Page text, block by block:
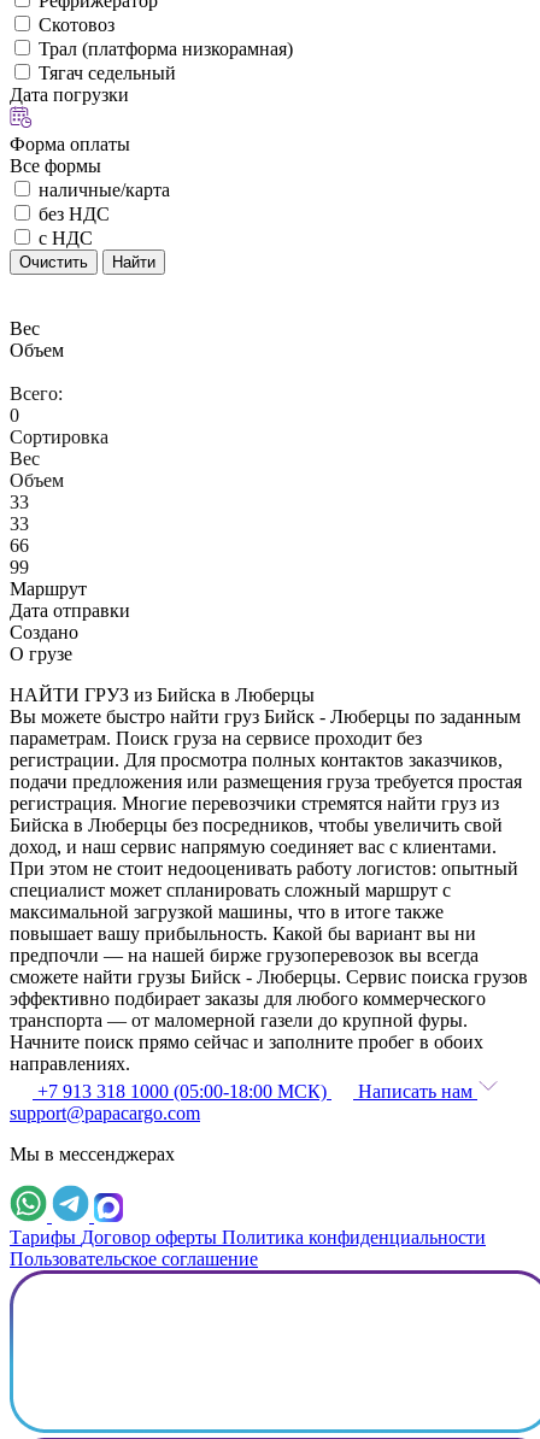
Скотовоз
Трал (платформа низкорамная)
Тягач седельный
Дата погрузки
Форма оплаты
Все формы
наличные/карта
без НДС
с НДС
Очистить Найти
Вес
Объем
Всего:
0
Сортировка
Вес
Объем
33
33
66
99
Маршрут
Дата отправки
Создано
О грузе
НАЙТИ ГРУЗ из Бийска в Люберцы
Вы можете быстро найти груз Бийск - Люберцы по заданным
параметрам. Поиск груза на сервисе проходит без
регистрации. Для просмотра полных контактов заказчиков,
подачи предложения или размещения груза требуется простая
регистрация. Многие перевозчики стремятся найти груз из
Бийска в Люберцы без посредников, чтобы увеличить свой
доход, и наш сервис напрямую соединяет вас с клиентами.
При этом не стоит недооценивать работу логистов: опытный
специалист может спланировать сложный маршрут с
максимальной загрузкой машины, что в итоге также
повышает вашу прибыльность. Какой бы вариант вы ни
предпочли — на нашей бирже грузоперевозок вы всегда
сможете найти грузы Бийск - Люберцы. Сервис поиска грузов
эффективно подбирает заказы для любого коммерческого
транспорта — от маломерной газели до крупной фуры.
Начните поиск прямо сейчас и заполните пробег в обоих
направлениях.
+7 913 318 1000 (05:00-18:00 МСК)
Написать нам
support@papacargo.com
Мы в мессенджерах
Тарифы Договор оферты Политика конфиденциальности
Пользовательское соглашение